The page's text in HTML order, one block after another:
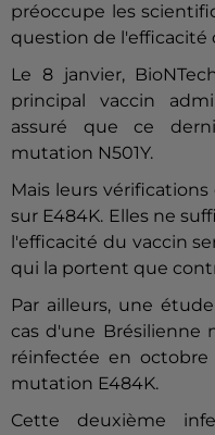
préoccupe les
question de l'efficacité
Le 8 janvier,
principal vaccin
assuré que ce
mutation N501Y.
Mais leurs
sur E484K. Elles ne
l'efficacité du vaccin
qui la portent que
Par ailleurs, une
cas d'une Brésilienne
réinfectée en
mutation E484K.
Cette deuxième